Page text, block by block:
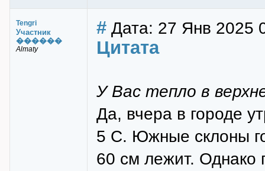
Tengri
Участник
������
Almaty
# Дата: 27 Янв 2025
Цитата
У Вас тепло в
Да, вчера в городе
5 С. Южные склоны
60 см лежит. Однако